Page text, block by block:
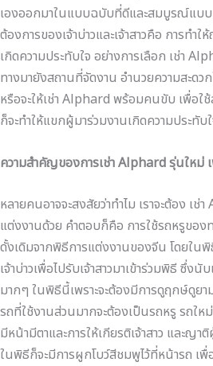
เองออกมาในแบบฉบับที่ดีและสมบูรณ์แบ
ต้องการของเจ้าบ่าวและเจ้าสาวคือ การท
เกิดความประทับใจ อย่างการเลือก เช่า
ทางมายังสถานที่จัดงาน อำนวยความสะด
หรือจะให้เช่า Alphard พร้อมคนขับ เพื่อใ
ก็จะทำให้แขกผู้มาร่วมงานเกิดความประทับ
ความสำคัญของการเช่าAlphardรุ่นใหม่
หลายคนอาจจะสงสัยว่าทำไม เราจะต้อง เ
แต่งงานด้วย คำตอบก็คือ การใช้รถหรูของ
ดั้งเดิมจากพิธีการแต่งงานของจีน โดยใน
เจ้าบ่าวเพื่อไปรับเจ้าสาวมาเข้าร่วมพิธี ซึ่
มากๆ ในพิธีนี้เพราะจะต้องมีการดูฤกษ์ดูย
รถที่ใช้งานส่วนมากจะต้องเป็นรถหรู รถให
มีหน้ามีตาและการให้เกียรติเจ้าสาว และญ
ในพิธีก็จะมีการผูกโบว์สีชมพูไว้ที่หน้ารถ เ